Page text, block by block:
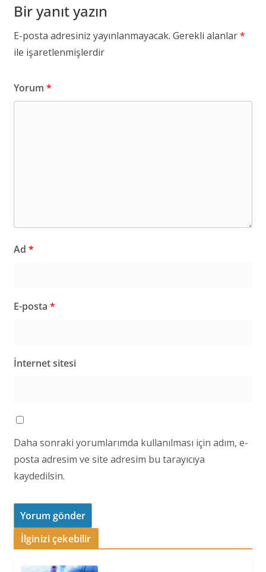
Bir yanıt yazın
E-posta adresiniz yayınlanmayacak. Gerekli alanlar*
ile işaretlenmişlerdir
Yorum *
Ad *
E-posta *
İnternet sitesi
Daha sonraki yorumlarımda kullanılması için adım, e-
posta adresim ve site adresim bu tarayıcıya
kaydedilsin.
İlginizi çekebilir